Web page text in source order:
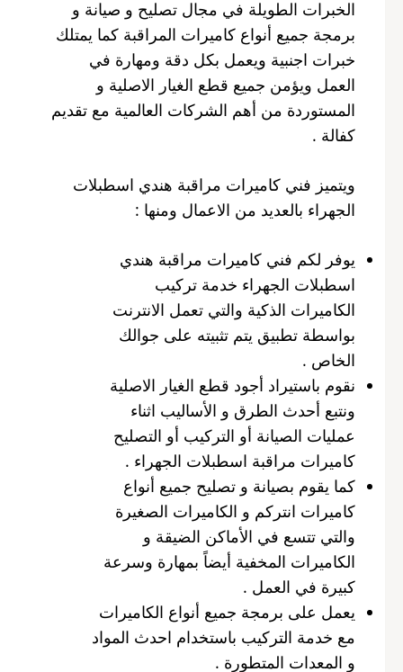
الخبرات الطويلة في مجال تصليح و صيانة و
برمجة جميع أنواع كاميرات المراقبة كما يمتلك
خبرات اجنبية ويعمل بكل دقة ومهارة في
العمل ويؤمن جميع قطع الغيار الاصلية و
المستوردة من أهم الشركات العالمية مع تقديم
كفالة .
ويتميز فني كاميرات مراقبة هندي اسطبلات
الجهراء بالعديد من الاعمال ومنها :
يوفر لكم فني كاميرات مراقبة هندي
اسطبلات الجهراء خدمة تركيب
الكاميرات الذكية والتي تعمل الانترنت
بواسطة تطبيق يتم تثبيته على جوالك
الخاص .
نقوم باستيراد أجود قطع الغيار الاصلية
ونتبع أحدث الطرق و الأساليب اثناء
عمليات الصيانة أو التركيب أو التصليح
كاميرات مراقبة اسطبلات الجهراء .
كما يقوم بصيانة و تصليح جميع أنواع
كاميرات انتركم و الكاميرات الصغيرة
والتي تتسع في الأماكن الضيقة و
الكاميرات المخفية أيضاً بمهارة وسرعة
كبيرة في العمل .
يعمل على برمجة جميع أنواع الكاميرات
مع خدمة التركيب باستخدام احدث المواد
و المعدات المتطورة .